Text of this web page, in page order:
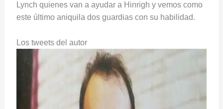
Lynch quienes van a ayudar a Hinrigh y vemos como
este último aniquila dos guardias con su habilidad.
Los tweets del autor